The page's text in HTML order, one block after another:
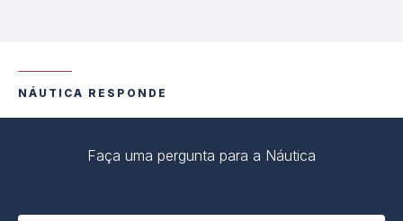
NÁUTICA RESPONDE
Faça uma pergunta para a Náutica